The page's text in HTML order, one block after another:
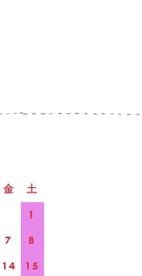
金
土
1
7
8
14
15